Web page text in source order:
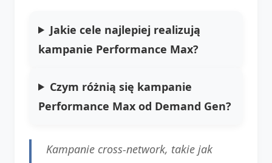
Jakie cele najlepiej realizują
kampanie Performance Max?
Czym różnią się kampanie
Performance Max od Demand Gen?
Kampanie cross-network, takie jak